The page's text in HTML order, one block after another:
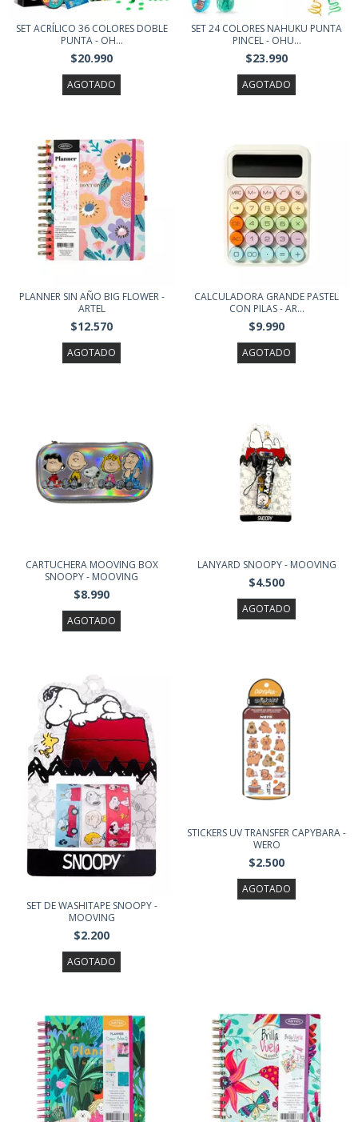
SET ACRÍLICO 36 COLORES DOBLE
PUNTA - OH...
$20.990
AGOTADO
SET 24 COLORES NAHUKU PUNTA
PINCEL - OHU...
$23.990
AGOTADO
PLANNER SIN AÑO BIG FLOWER -
ARTEL
$12.570
AGOTADO
CALCULADORA GRANDE PASTEL
CON PILAS - AR...
$9.990
AGOTADO
CARTUCHERA MOOVING BOX
SNOOPY - MOOVING
$8.990
AGOTADO
LANYARD SNOOPY - MOOVING
$4.500
AGOTADO
SET DE WASHITAPE SNOOPY -
MOOVING
$2.200
AGOTADO
STICKERS UV TRANSFER CAPYBARA -
WERO
$2.500
AGOTADO